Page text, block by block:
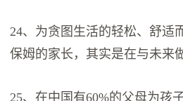
24、为贪图生活的轻松、舒适
保姆的家长，其实是在与未来
25、在中国有60%的父母为孩